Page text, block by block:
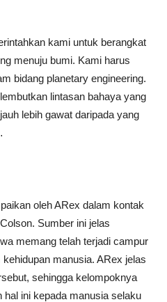
kami untuk berangkat
menuju bumi. Kami harus
bidang planetary engineering.
lintasan bahaya yang
lebih gawat daripada yang
oleh ARex dalam kontak
Sumber ini jelas
memang telah terjadi campur
manusia. ARex jelas
sehingga kelompoknya
ini kepada manusia selaku